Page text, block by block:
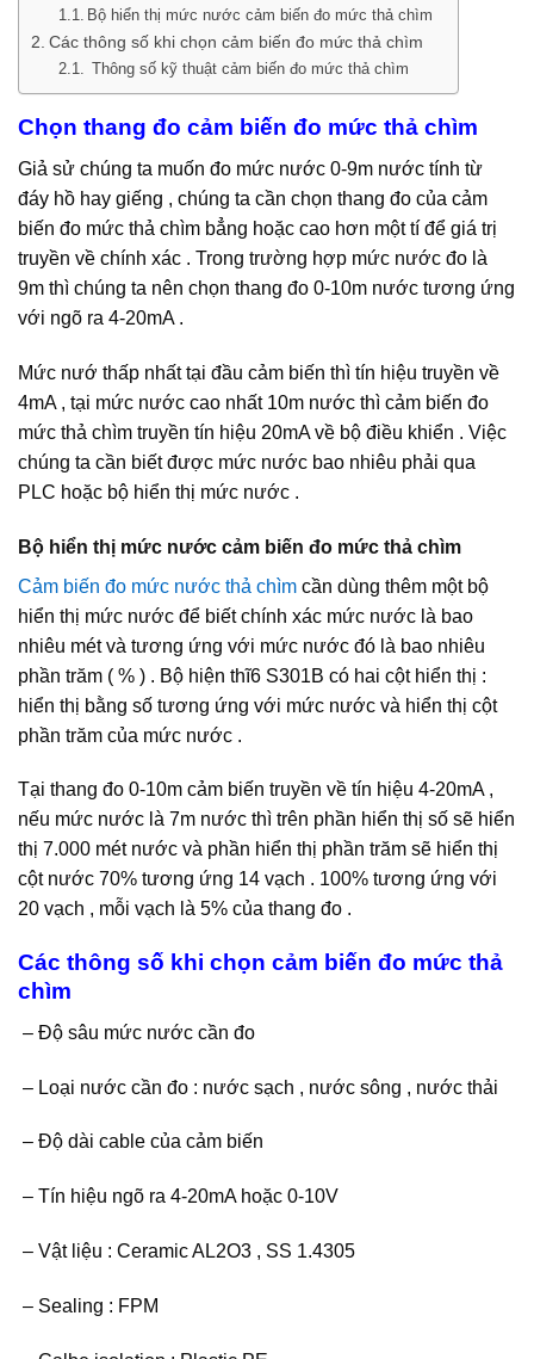
Bộ hiển thị mức nước cảm biến đo mức thả chìm
Các thông số khi chọn cảm biến đo mức thả chìm
Thông số kỹ thuật cảm biến đo mức thả chìm
Chọn thang đo cảm biến đo mức thả chìm
Giả sử chúng ta muốn đo mức nước 0-9m nước tính từ
đáy hồ hay giếng , chúng ta cần chọn thang đo của cảm
biến đo mức thả chìm bẳng hoặc cao hơn một tí để giá trị
truyền về chính xác . Trong trường hợp mức nước đo là
9m thì chúng ta nên chọn thang đo 0-10m nước tương ứng
với ngõ ra 4-20mA .
Mức nướ thấp nhất tại đầu cảm biến thì tín hiệu truyền về
4mA , tại mức nước cao nhất 10m nước thì cảm biến đo
mức thả chìm truyền tín hiệu 20mA về bộ điều khiển . Việc
chúng ta cần biết được mức nước bao nhiêu phải qua
PLC hoặc bộ hiển thị mức nước .
Bộ hiển thị mức nước cảm biến đo mức thả chìm
Cảm biến đo mức nước thả chìm cần dùng thêm một bộ
hiển thị mức nước để biết chính xác mức nước là bao
nhiêu mét và tương ứng với mức nước đó là bao nhiêu
phần trăm ( % ) . Bộ hiện thĩ6 S301B có hai cột hiển thị :
hiển thị bằng số tương ứng với mức nước và hiển thị cột
phần trăm của mức nước .
Tại thang đo 0-10m cảm biến truyền về tín hiệu 4-20mA ,
nếu mức nước là 7m nước thì trên phần hiển thị số sẽ hiển
thị 7.000 mét nước và phần hiển thị phần trăm sẽ hiển thị
cột nước 70% tương ứng 14 vạch . 100% tương ứng với
20 vạch , mỗi vạch là 5% của thang đo .
Các thông số khi chọn cảm biến đo mức thả
chìm
– Độ sâu mức nước cần đo
– Loại nước cần đo : nước sạch , nước sông , nước thải
– Độ dài cable của cảm biến
– Tín hiệu ngõ ra 4-20mA hoặc 0-10V
– Vật liệu : Ceramic AL2O3 , SS 1.4305
– Sealing : FPM